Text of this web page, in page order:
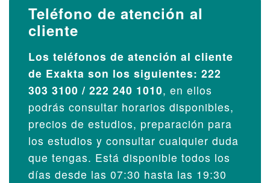
Teléfono de atención al
cliente
Los teléfonos de atención al cliente
de Exakta son los siguientes: 222
303 3100 / 222 240 1010, en ellos
podrás consultar horarios disponibles,
precios de estudios, preparación para
los estudios y consultar cualquier duda
que tengas. Está disponible todos los
días desde las 07:30 hasta las 19:30